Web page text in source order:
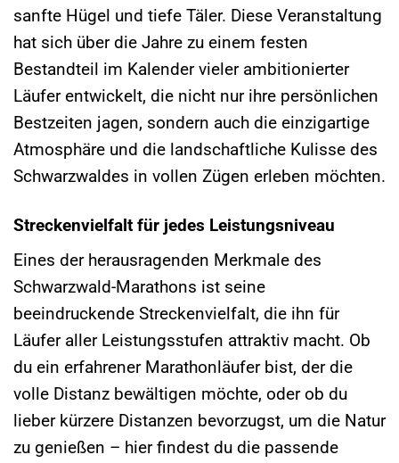
sanfte Hügel und tiefe Täler. Diese Veranstaltung
hat sich über die Jahre zu einem festen
Bestandteil im Kalender vieler ambitionierter
Läufer entwickelt, die nicht nur ihre persönlichen
Bestzeiten jagen, sondern auch die einzigartige
Atmosphäre und die landschaftliche Kulisse des
Schwarzwaldes in vollen Zügen erleben möchten.
Streckenvielfalt für jedes Leistungsniveau
Eines der herausragenden Merkmale des
Schwarzwald-Marathons ist seine
beeindruckende Streckenvielfalt, die ihn für
Läufer aller Leistungsstufen attraktiv macht. Ob
du ein erfahrener Marathonläufer bist, der die
volle Distanz bewältigen möchte, oder ob du
lieber kürzere Distanzen bevorzugst, um die Natur
zu genießen – hier findest du die passende